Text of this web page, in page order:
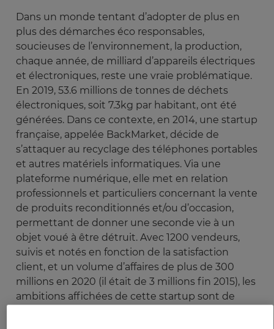
Dans un monde tentant d’adopter de plus en
plus des démarches éco responsables,
soucieuses de l’environnement, la production,
chaque année, de milliard d’appareils électriques
et électroniques, reste une vraie problématique.
En 2019, 53.6 millions de tonnes de déchets
électroniques, soit 7.3kg par habitant, ont été
générées. Dans ce contexte, en 2014, une startup
française, appelée BackMarket, décide de
s’attaquer au recyclage des téléphones portables
et autres matériels informatiques. Via une
plateforme numérique, elle met en relation
professionnels et particuliers concernant la vente
de produits reconditionnés et/ou d’occasion,
permettant de donner une seconde vie à un
objet voué à être détruit. Avec 1200 vendeurs,
suivis et notés en fonction de la satisfaction
client, et un volume d’affaires de plus de 300
millions en 2020 (il était de 3 millions fin 2015), les
ambitions affichées de cette startup sont de